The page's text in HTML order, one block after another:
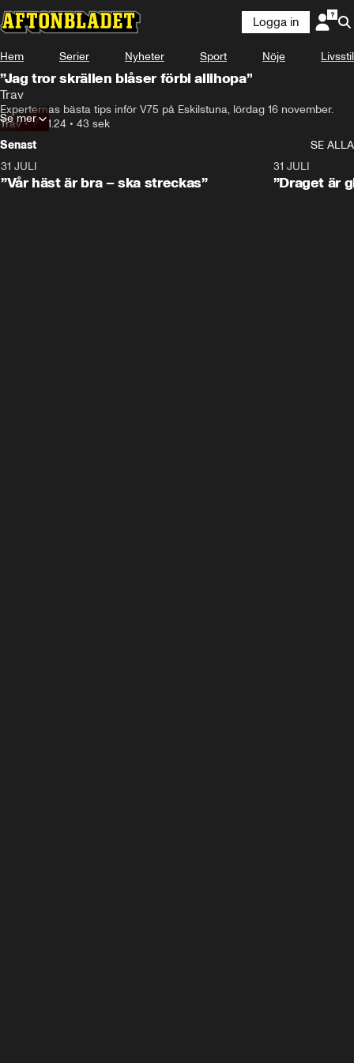
Logga in
Hem Serier Nyheter Sport Nöje Livsstil
”Jag tror skrällen blåser förbi allihopa”
Trav
Experternas bästa tips inför V75 på Eskilstuna, lördag 16 november.
Trav•15.11.24 • 43 sek
Se mer
Senast
SE ALLA
31 JULI
”Vår häst är bra – ska streckas”
31 JULI
”Draget är